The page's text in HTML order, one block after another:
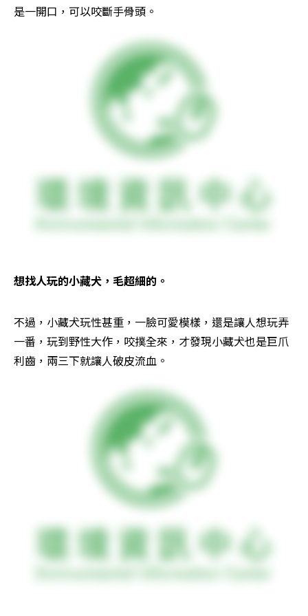
是一開口，可以咬斷手骨頭。
想找人玩的小藏犬，毛超細的。
不過，小藏犬玩性甚重，一臉可愛模樣，還是讓人想玩弄
一番，玩到野性大作，咬撲全來，才發現小藏犬也是巨爪
利齒，兩三下就讓人破皮流血。